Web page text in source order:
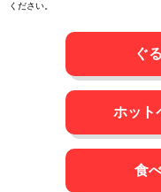
ください。
ぐ
ホット
食